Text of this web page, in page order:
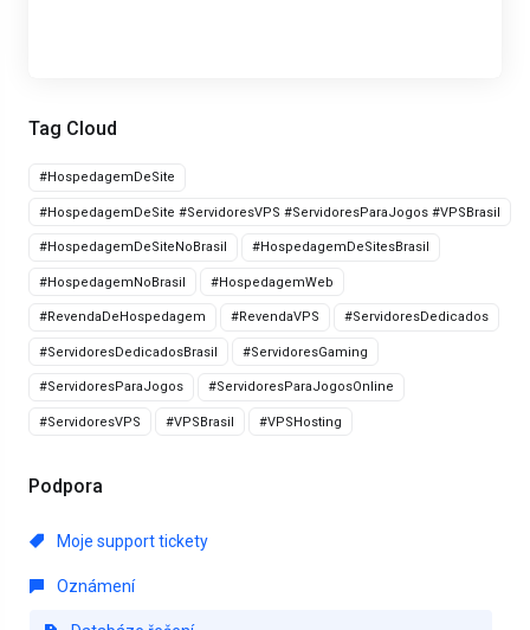
Tag Cloud
#HospedagemDeSite
#HospedagemDeSite #ServidoresVPS #ServidoresParaJogos #VPSBrasil
#HospedagemDeSiteNoBrasil #HospedagemDeSitesBrasil
#HospedagemNoBrasil #HospedagemWeb
#RevendaDeHospedagem #RevendaVPS #ServidoresDedicados
#ServidoresDedicadosBrasil #ServidoresGaming
#ServidoresParaJogos #ServidoresParaJogosOnline
#ServidoresVPS #VPSBrasil #VPSHosting
Podpora
Moje support tickety
Oznámení